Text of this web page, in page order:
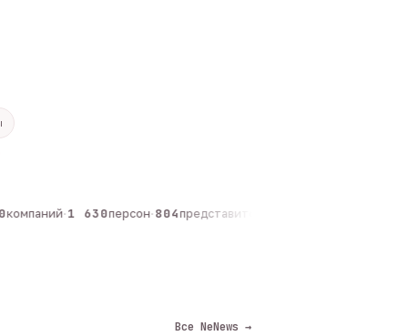
·1 630персон·804представителей
Все NeNews →